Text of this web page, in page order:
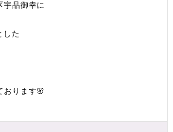
宇品御幸に
した
おります🌸